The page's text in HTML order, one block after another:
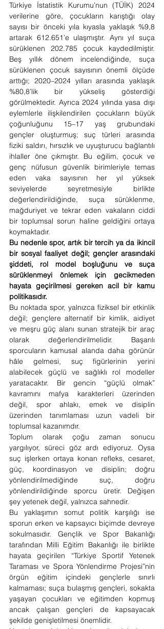
Türkiye İstatistik Kurumu’nun (TÜİK) 2024
verilerine göre, çocukların karıştığı olay
sayısı bir önceki yıla kıyasla yaklaşık %9,8
artarak 612.651’e ulaşmıştır. Aynı yıl suça
sürüklenen 202.785 çocuk kaydedilmiştir.
Beş yıllık dönem incelendiğinde, suça
sürüklenen çocuk sayısının önemli ölçüde
arttığı; 2020–2024 yılları arasında yaklaşık
%80,8’lik bir yükseliş gösterdiği
görülmektedir. Ayrıca 2024 yılında yasa dışı
eylemlerle ilişkilendirilen çocukların büyük
çoğunluğunu 15–17 yaş grubundaki
gençler oluşturmuş; suç türleri arasında
fiziki saldırı, hırsızlık ve uyuşturucu bağlantılı
ihlaller öne çıkmıştır. Bu eğilim, çocuk ve
genç nüfusun güvenlik birimleriyle temas
eden vaka sayısının her yıl yüksek
seviyelerde seyretmesiyle birlikte
değerlendirildiğinde, suça sürüklenme,
mağduriyet ve tekrar eden vakaların ciddi
bir toplumsal sorun haline geldiğini ortaya
koymaktadır.
Bu nedenle spor, artık bir tercih ya da ikincil
bir sosyal faaliyet değil; gençler arasındaki
şiddeti, rol model boşluğunu ve suça
sürüklenmeyi önlemek için gecikmeden
hayata geçirilmesi gereken acil bir kamu
politikasıdır.
Bu noktada spor, yalnızca fiziksel bir etkinlik
değil; gençlere alternatif bir kimlik, aidiyet
ve meşru güç alanı sunan stratejik bir araç
olarak değerlendirilmelidir. Başarılı
sporcuların kamusal alanda daha görünür
hâle gelmesi, suç figürlerinin yerini
alabilecek güçlü ve sağlıklı rol modeller
yaratacaktır. Bir gencin “güçlü olmak”
kavramını mafya karakterleri üzerinden
değil, spor ahlakı, emek ve disiplin
üzerinden tanımlaması uzun vadeli bir
toplumsal kazanımdır.
Toplum olarak çoğu zaman sonucu
yargılıyor, süreci göz ardı ediyoruz. Oysa
suç işlerken ortaya konan refleks, cesaret,
güç, koordinasyon ve disiplin; doğru
yönlendirilmediğinde suç, doğru
yönlendirildiğinde sporcu üretir. Değişen
şey yetenek değil, yalnızca sahnedir.
Bu yaklaşımın somut politik karşılığı ise
sporun erken ve kapsayıcı biçimde devreye
sokulmasıdır. Gençlik ve Spor Bakanlığı
tarafından Milli Eğitim Bakanlığı ile birlikte
hayata geçirilen “Türkiye Sportif Yetenek
Taraması ve Spora Yönlendirme Projesi”nin
örgün eğitim içindeki gençlerle sınırlı
kalmaması; suça bulaşmış gençleri, sokakta
yaşayan çocukları ve eğitimden kopmuş
ancak çalışan gençleri de kapsayacak
şekilde genişletilmesi önemlidir.